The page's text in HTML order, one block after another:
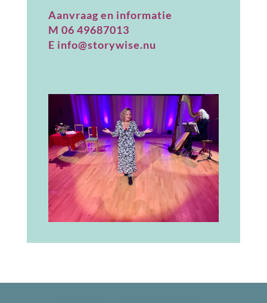
Aanvraag en informatie
M 06 49687013
E info@storywise.nu